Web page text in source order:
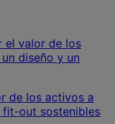
de los activos a
fit-out sostenibles